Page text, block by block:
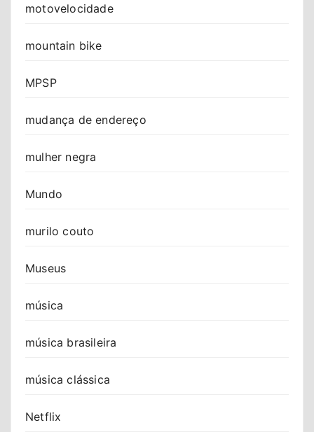
motovelocidade
mountain bike
MPSP
mudança de endereço
mulher negra
Mundo
murilo couto
Museus
música
música brasileira
música clássica
Netflix